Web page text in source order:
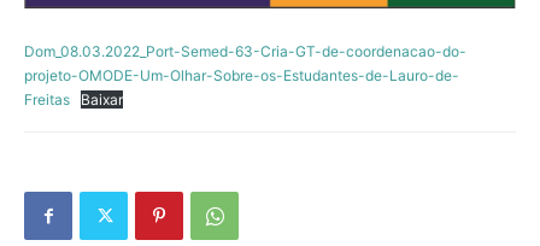
Dom_08.03.2022_Port-Semed-63-Cria-GT-de-coordenacao-do-
projeto-OMODE-Um-Olhar-Sobre-os-Estudantes-de-Lauro-de-
Freitas
Baixar